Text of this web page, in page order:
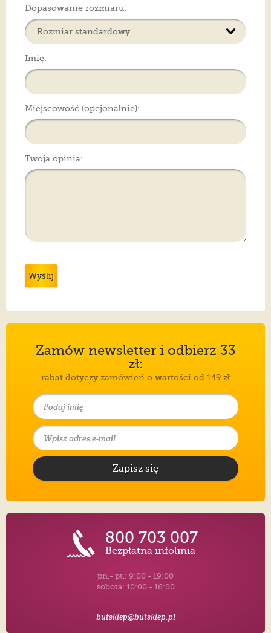
Dopasowanie rozmiaru:
Imię:
Miejscowość (opcjonalnie):
Twoja opinia:
Wyślij
Zamów newsletter i odbierz 33
zł:
rabat dotyczy zamówień o wartości od 149 zł
Zapisz się
800 703 007
Bezpłatna infolinia
pn.- pt.: 9:00 - 19:00
sobota: 10:00 - 16:00
butsklep@butsklep.pl